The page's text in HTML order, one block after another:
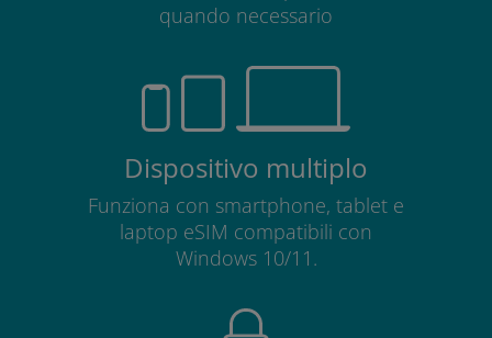
quando necessario
Dispositivo multiplo
Funziona con smartphone, tablet e
laptop eSIM compatibili con
Windows 10/11.